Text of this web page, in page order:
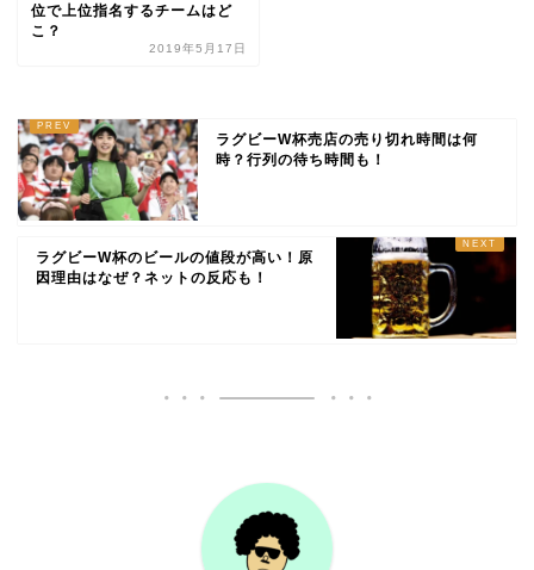
位で上位指名するチームはど
こ？
2019年5月17日
ラグビーW杯売店の売り切れ時間は何
時？行列の待ち時間も！
ラグビーW杯のビールの値段が高い！原
因理由はなぜ？ネットの反応も！